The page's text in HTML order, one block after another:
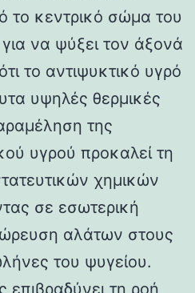
το κεντρικό σώμα του
να ψύξει τον άξονά
το αντιψυκτικό υγρό
υψηλές θερμικές
της
υγρού προκαλεί τη
χημικών
σε εσωτερική
αλάτων στους
του ψυγείου.
επιβραδύνει τη ροή